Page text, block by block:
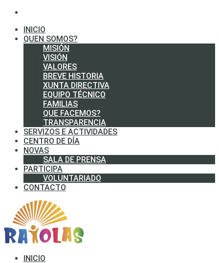
INICIO
QUEN SOMOS?
MISIÓN
VISIÓN
VALORES
BREVE HISTORIA
XUNTA DIRECTIVA
EQUIPO TÉCNICO
FAMILIAS
QUE FACEMOS?
TRANSPARENCIA
SERVIZOS E ACTIVIDADES
CENTRO DE DÍA
NOVAS
SALA DE PRENSA
PARTICIPA
VOLUNTARIADO
CONTACTO
INICIO